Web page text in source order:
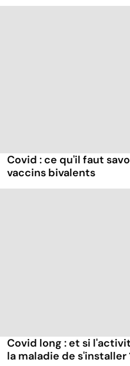
Covid : ce qu'il faut
vaccins bivalents
Covid long : et si
la maladie de s'installer